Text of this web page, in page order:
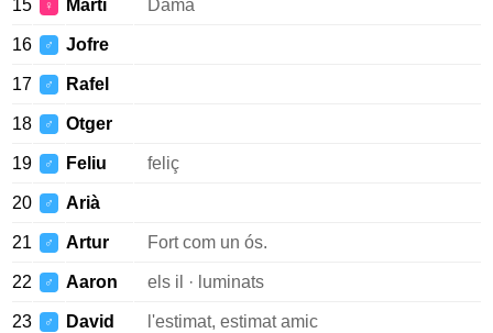
15 ♀ Marti Dama
16 ♂ Jofre
17 ♂ Rafel
18 ♂ Otger
19 ♂ Feliu feliç
20 ♂ Arià
21 ♂ Artur Fort com un ós.
22 ♂ Aaron els il · luminats
23 ♂ David l'estimat, estimat amic